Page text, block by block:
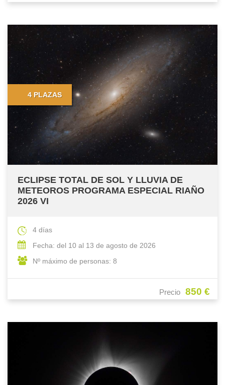
4 PLAZAS
ECLIPSE TOTAL DE SOL Y LLUVIA DE
METEOROS PROGRAMA ESPECIAL RIAÑO
2026 VI
Precio 850 €
4 días
Fecha: del 10 al 13 de agosto de 2026
Nº máximo de personas: 8